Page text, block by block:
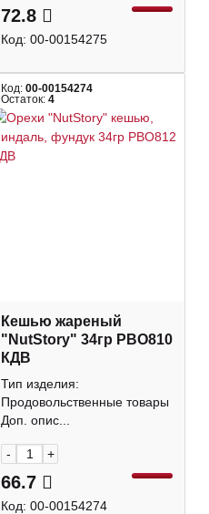
72.8
Код: 00-00154275
Код: 00-00154274
Остаток: 4
Кешью жареный
"NutStory" 34гр РВО810
КДВ
Тип изделия:
Продовольственные товары
Доп. опис...
- +
66.7
Код: 00-00154274